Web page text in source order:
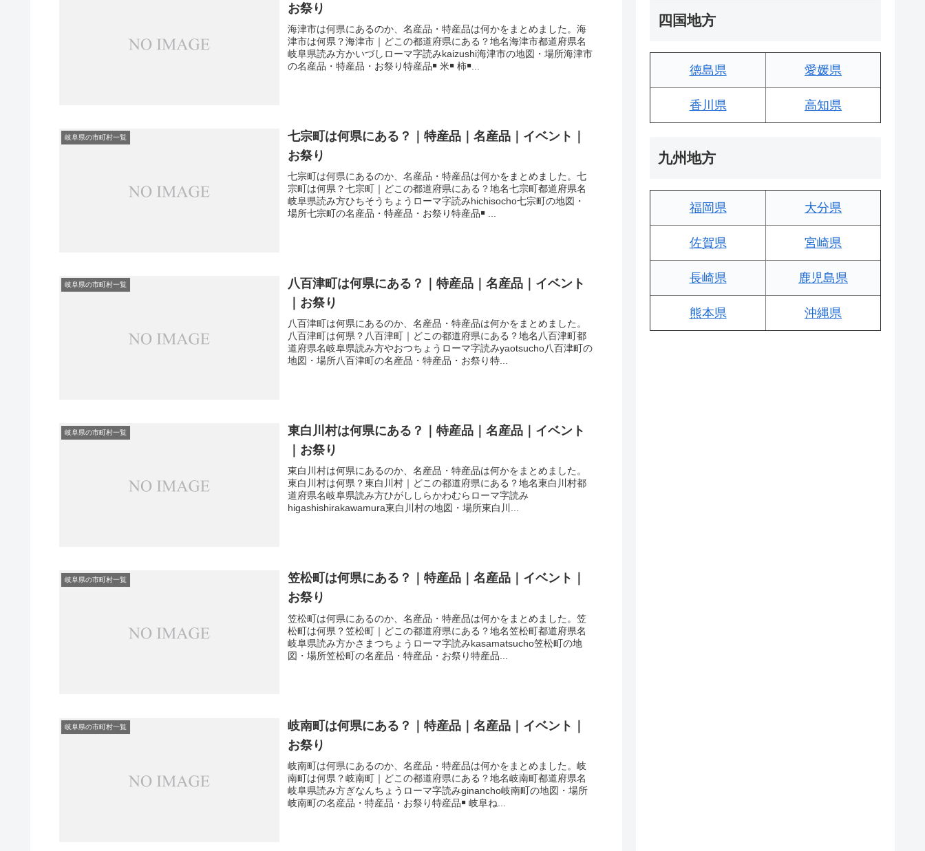
お祭り
海津市は何県にあるのか、名産品・特産品は何かをまとめました。海
津市は何県？海津市｜どこの都道府県にある？地名海津市都道府県名
岐阜県読み方かいづしローマ字読みkaizushi海津市の地図・場所海津市
の名産品・特産品・お祭り特産品￭ 米￭ 柿￭...
岐阜県の市町村一覧
七宗町は何県にある？｜特産品｜名産品｜イベント｜
お祭り
七宗町は何県にあるのか、名産品・特産品は何かをまとめました。七
宗町は何県？七宗町｜どこの都道府県にある？地名七宗町都道府県名
岐阜県読み方ひちそうちょうローマ字読みhichisocho七宗町の地図・
場所七宗町の名産品・特産品・お祭り特産品￭ ...
岐阜県の市町村一覧
八百津町は何県にある？｜特産品｜名産品｜イベント
｜お祭り
八百津町は何県にあるのか、名産品・特産品は何かをまとめました。
八百津町は何県？八百津町｜どこの都道府県にある？地名八百津町都
道府県名岐阜県読み方やおつちょうローマ字読みyaotsucho八百津町の
地図・場所八百津町の名産品・特産品・お祭り特...
岐阜県の市町村一覧
東白川村は何県にある？｜特産品｜名産品｜イベント
｜お祭り
東白川村は何県にあるのか、名産品・特産品は何かをまとめました。
東白川村は何県？東白川村｜どこの都道府県にある？地名東白川村都
道府県名岐阜県読み方ひがししらかわむらローマ字読み
higashishirakawamura東白川村の地図・場所東白川...
岐阜県の市町村一覧
笠松町は何県にある？｜特産品｜名産品｜イベント｜
お祭り
笠松町は何県にあるのか、名産品・特産品は何かをまとめました。笠
松町は何県？笠松町｜どこの都道府県にある？地名笠松町都道府県名
岐阜県読み方かさまつちょうローマ字読みkasamatsucho笠松町の地
図・場所笠松町の名産品・特産品・お祭り特産品...
岐阜県の市町村一覧
岐南町は何県にある？｜特産品｜名産品｜イベント｜
お祭り
岐南町は何県にあるのか、名産品・特産品は何かをまとめました。岐
南町は何県？岐南町｜どこの都道府県にある？地名岐南町都道府県名
岐阜県読み方ぎなんちょうローマ字読みginancho岐南町の地図・場所
岐南町の名産品・特産品・お祭り特産品￭ 岐阜ね...
四国地方
徳島県 愛媛県
香川県 高知県
九州地方
福岡県 大分県
佐賀県 宮崎県
長崎県 鹿児島県
熊本県 沖縄県